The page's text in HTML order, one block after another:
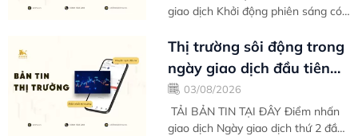
giao dịch Khởi động phiên sáng có
giao dịch về sau VN-Index càng
cho thấy...
Thị trường sôi động trong
ngày giao dịch đầu tiên
của tháng mới - Bản tin
thị...
03/08/2026
TẢI BẢN TIN TẠI ĐÂY Điểm nhấn
giao dịch Ngày giao dịch thứ 2 đầu